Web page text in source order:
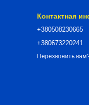
Контактная
+380508230665
+380673220241
Перезвонить